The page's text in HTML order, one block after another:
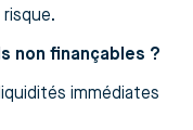
non finançables ?
immédiates